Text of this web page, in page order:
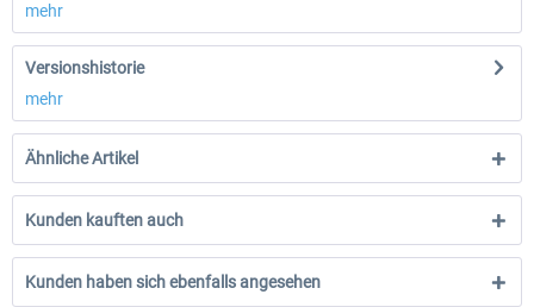
mehr
Versionshistorie
mehr
Ähnliche Artikel
Kunden kauften auch
Kunden haben sich ebenfalls angesehen